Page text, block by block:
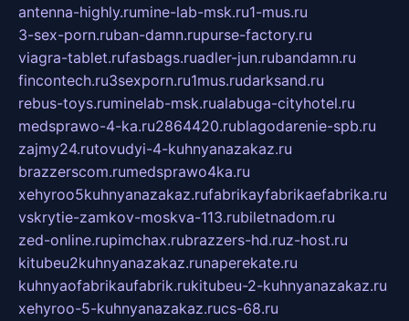
antenna-highly.rumine-lab-msk.ru1-mus.ru
3-sex-porn.ruban-damn.rupurse-factory.ru
viagra-tablet.rufasbags.ruadler-jun.rubandamn.ru
fincontech.ru3sexporn.ru1mus.rudarksand.ru
rebus-toys.ruminelab-msk.rualabuga-cityhotel.ru
medsprawo-4-ka.ru2864420.rublagodarenie-spb.ru
zajmy24.rutovudyi-4-kuhnyanazakaz.ru
brazzerscom.rumedsprawo4ka.ru
xehyroo5kuhnyanazakaz.rufabrikayfabrikaefabrika.ru
vskrytie-zamkov-moskva-113.rubiletnadom.ru
zed-online.rupimchax.rubrazzers-hd.ruz-host.ru
kitubeu2kuhnyanazakaz.runaperekate.ru
kuhnyaofabrikaufabrik.rukitubeu-2-kuhnyanazakaz.ru
xehyroo-5-kuhnyanazakaz.rucs-68.ru